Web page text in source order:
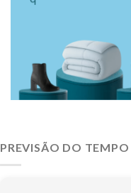
PREVISÃO DO TEMPO